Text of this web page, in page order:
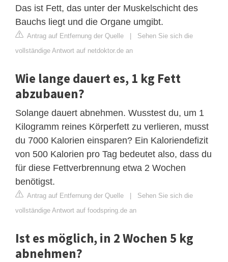
Das ist Fett, das unter der Muskelschicht des
Bauchs liegt und die Organe umgibt.
Antrag auf Entfernung der Quelle | Sehen Sie sich die
vollständige Antwort auf netdoktor.de an
Wie lange dauert es, 1 kg Fett
abzubauen?
Solange dauert abnehmen. Wusstest du, um 1
Kilogramm reines Körperfett zu verlieren, musst
du 7000 Kalorien einsparen? Ein Kaloriendefizit
von 500 Kalorien pro Tag bedeutet also, dass du
für diese Fettverbrennung etwa 2 Wochen
benötigst.
Antrag auf Entfernung der Quelle | Sehen Sie sich die
vollständige Antwort auf foodspring.de an
Ist es möglich, in 2 Wochen 5 kg
abnehmen?